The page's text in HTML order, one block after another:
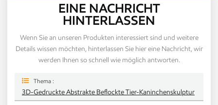
EINE NACHRICHT
HINTERLASSEN
Wenn Sie an unseren Produkten interessiert sind und weitere
Details wissen möchten, hinterlassen Sie hier eine Nachricht, wir
werden Ihnen so schnell wie möglich antworten.
Thema :
3D-Gedruckte Abstrakte Beflockte Tier-Kaninchenskulptur